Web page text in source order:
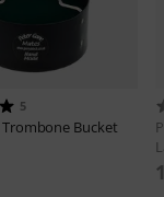
5
Trombone Bucket